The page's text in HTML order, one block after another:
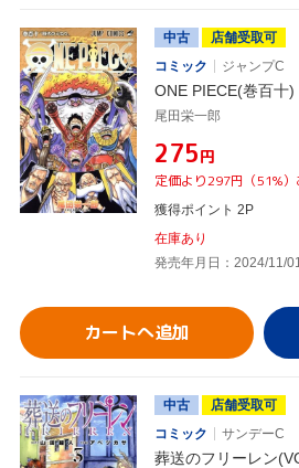
中古
店舗受取可
コミック
ジャンプC
ONE PIECE(巻百十)
尾田栄一郎
¥275円
定価より297円（51%）
獲得ポイント 2P
在庫あり
発売年月日：2024/11/
カートへ追加
中古
店舗受取可
コミック
サンデーC
葬送のフリーレン